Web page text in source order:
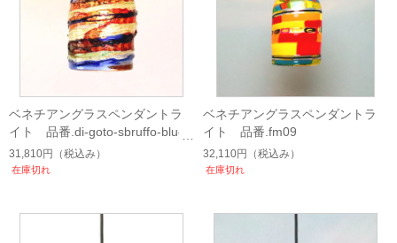
ベネチアングラスペンダントラ
イト 品番.di-goto-sbruffo-blue-r
ed-green-mc-B
31,810円 （税込み）
在庫切れ
ベネチアングラスペンダントラ
イト 品番.fm09
32,110円 （税込み）
在庫切れ